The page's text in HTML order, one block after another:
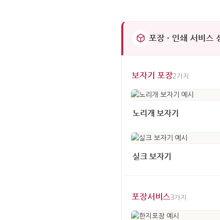
포장 · 인쇄 서비스
보자기 포장2가지
노리개 보자기
실크 보자기
포장서비스 3가지